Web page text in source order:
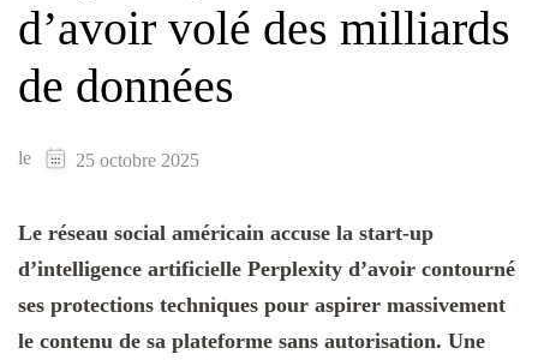
d’avoir volé des milliards
de données
le 25 octobre 2025
Le réseau social américain accuse la start-up
d’intelligence artificielle Perplexity d’avoir contourné
ses protections techniques pour aspirer massivement
le contenu de sa plateforme sans autorisation. Une